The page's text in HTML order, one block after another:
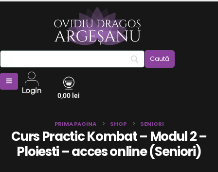
Login 0,00 lei
PRIMA PAGINA SHOP SENIORI
Curs Practic Kombat – Modul 2 –
Ploiesti – acces online (Seniori)